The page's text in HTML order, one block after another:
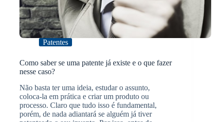
Patentes
Como saber se uma patente já existe e o que fazer
nesse caso?
Não basta ter uma ideia, estudar o assunto,
coloca-la em prática e criar um produto ou
processo. Claro que tudo isso é fundamental,
porém, de nada adiantará se alguém já tiver